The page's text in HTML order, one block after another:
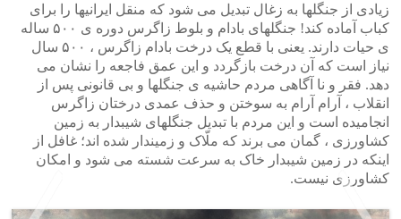
زیادی از جنگلها به زغال تبدیل می شود که منقل ایرانیها را برای
کباب آماده کند! جنگلهای بادام و بلوط زاگرس دوره ی ۵۰۰ ساله
ی حیات دارند. یعنی با قطع یک درخت بادام زاگرس ، ۵۰۰ سال
نیاز است که آن درخت بازگردد و این عمق فاجعه را نشان می
دهد. فقر و نا آگاهی مردم حاشیه ی جنگلها و بی قانونی پس از
انقلاب ، آرام آرام به سوختن و حذف عمدی درختان زاگرس
انجامیده است و این مردم با تبدیل جنگلهای شیبدار به زمین
کشاورزی ، گمان می برند که ملّاک و زمیندار شده اند؛ غافل از
اینکه در زمین شیبدار خاک به سرعت شسته می شود و امکان
کشاورزی نیست.